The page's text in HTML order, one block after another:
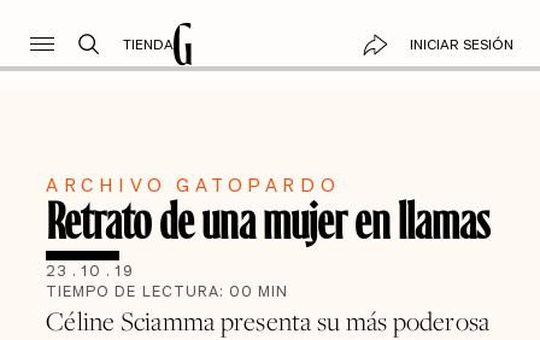
TIENDA INICIAR SESIÓN
ARCHIVO GATOPARDO
Retrato de una mujer en llamas
23 . 10 . 19
TIEMPO DE LECTURA: 00 MIN
Céline Sciamma presenta su más poderosa